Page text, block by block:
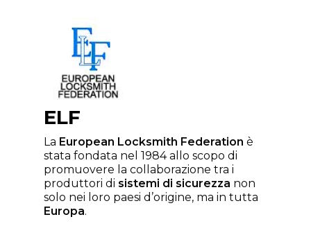
ELF
La European Locksmith Federation è
stata fondata nel 1984 allo scopo di
promuovere la collaborazione tra i
produttori di sistemi di sicurezza non
solo nei loro paesi d’origine, ma in tutta
Europa.